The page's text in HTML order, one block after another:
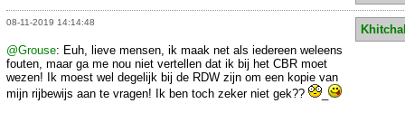
08-11-2019 14:14:48
@Grouse: Euh, lieve mensen, ik maak net als iedereen weleens
fouten, maar ga me nou niet vertellen dat ik bij het CBR moet
wezen! Ik moest wel degelijk bij de RDW zijn om een kopie van
mijn rijbewijs aan te vragen! Ik ben toch zeker niet gek??